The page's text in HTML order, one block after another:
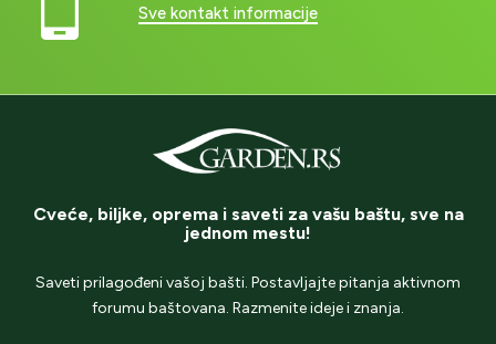
Sve kontakt informacije
Cveće, biljke, oprema i saveti za vašu baštu, sve na
jednom mestu!
Saveti prilagođeni vašoj bašti. Postavljajte pitanja aktivnom
forumu baštovana. Razmenite ideje i znanja.